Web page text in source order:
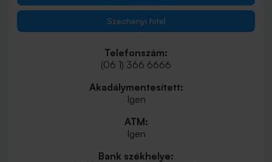
Széchenyi hitel
Telefonszám:
(06 1) 366 6666
Akadálymentesített:
Igen
ATM:
Igen
Bank székhelye: